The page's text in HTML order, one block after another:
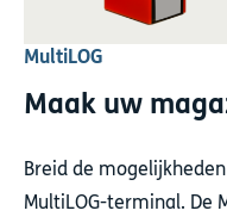
MultiLOG
Maak uw
Breid de
MultiLOG-terminal. De